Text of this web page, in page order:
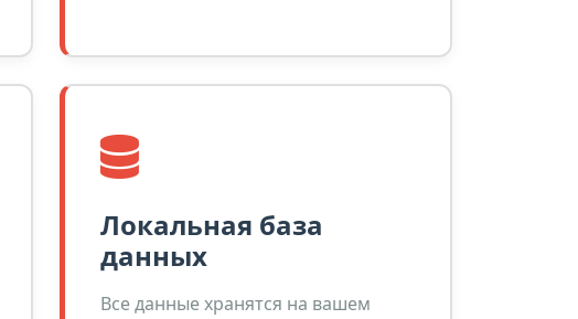
Локальная база
данных
Все данные хранятся на вашем